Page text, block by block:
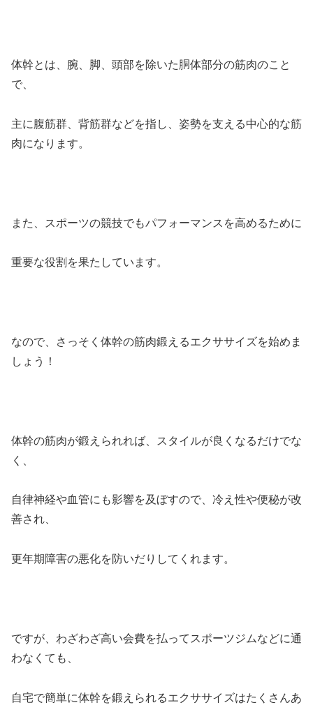
体幹とは、腕、脚、頭部を除いた胴体部分の筋肉のこと
で、
主に腹筋群、背筋群などを指し、姿勢を支える中心的な筋
肉になります。
また、スポーツの競技でもパフォーマンスを高めるために
重要な役割を果たしています。
なので、さっそく体幹の筋肉鍛えるエクササイズを始めま
しょう！
体幹の筋肉が鍛えられれば、スタイルが良くなるだけでな
く、
自律神経や血管にも影響を及ぼすので、冷え性や便秘が改
善され、
更年期障害の悪化を防いだりしてくれます。
ですが、わざわざ高い会費を払ってスポーツジムなどに通
わなくても、
自宅で簡単に体幹を鍛えられるエクササイズはたくさんあ